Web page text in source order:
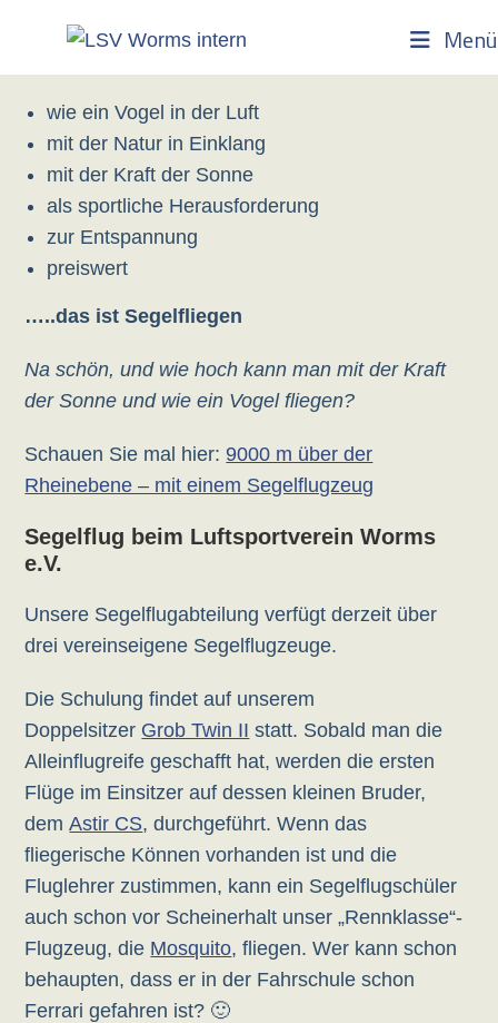
Menü
wie ein Vogel in der Luft
mit der Natur in Einklang
mit der Kraft der Sonne
als sportliche Herausforderung
zur Entspannung
preiswert
…..das ist Segelfliegen
Na schön, und wie hoch kann man mit der Kraft
der Sonne und wie ein Vogel fliegen?
Schauen Sie mal hier: 9000 m über der
Rheinebene – mit einem Segelflugzeug
Segelflug beim Luftsportverein Worms
e.V.
Unsere Segelflugabteilung verfügt derzeit über
drei vereinseigene Segelflugzeuge.
Die Schulung findet auf unserem
Doppelsitzer Grob Twin II statt. Sobald man die
Alleinflugreife geschafft hat, werden die ersten
Flüge im Einsitzer auf dessen kleinen Bruder,
demAstir CS, durchgeführt. Wenn das
fliegerische Können vorhanden ist und die
Fluglehrer zustimmen, kann ein Segelflugschüler
auch schon vor Scheinerhalt unser „Rennklasse“-
Flugzeug, die Mosquito, fliegen. Wer kann schon
behaupten, dass er in der Fahrschule schon
Ferrari gefahren ist? 🙂